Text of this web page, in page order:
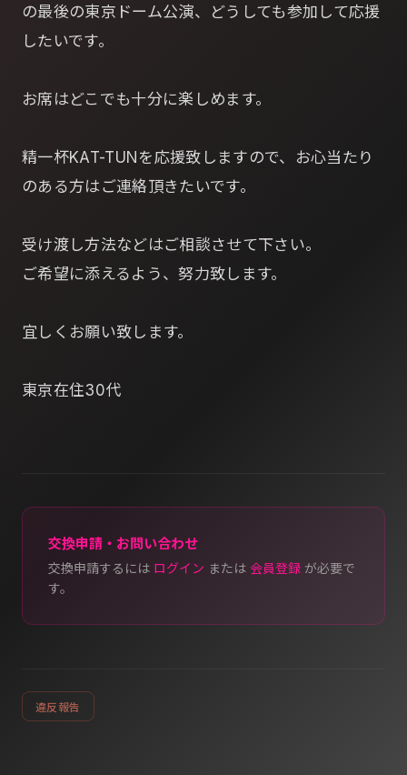
の最後の東京ドーム公演、どうしても参加して応援
したいです。
お席はどこでも十分に楽しめます。
精一杯KAT-TUNを応援致しますので、お心当たり
のある方はご連絡頂きたいです。
受け渡し方法などはご相談させて下さい。
ご希望に添えるよう、努力致します。
宜しくお願い致します。
東京在住30代
交換申請・お問い合わせ
交換申請するには ログイン または 会員登録 が必要で
す。
違反報告